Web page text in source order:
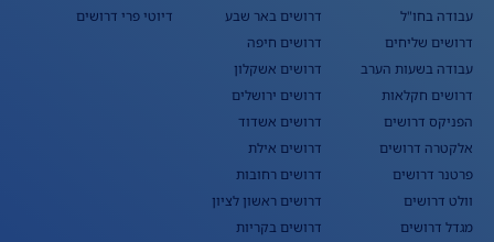
עבודה בחו"ל
דרושים שליחים
עבודה בשעות הערב
דרושים חקלאות
הפניקס דרושים
אלקטרה דרושים
פרטנר דרושים
וולט דרושים
מגדל דרושים
דרושים באר שבע
דרושים חיפה
דרושים אשקלון
דרושים ירושלים
דרושים אשדוד
דרושים אילת
דרושים רחובות
דרושים ראשון לציון
דרושים בקריות
דיוטי פרי דרושים